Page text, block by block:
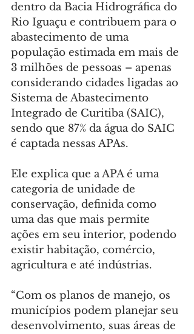
dentro da Bacia Hidrográfica do
Rio Iguaçu e contribuem para o
abastecimento de uma
população estimada em mais de
3 milhões de pessoas – apenas
considerando cidades ligadas ao
Sistema de Abastecimento
Integrado de Curitiba (SAIC),
sendo que 87% da água do SAIC
é captada nessas APAs.
Ele explica que a APA é uma
categoria de unidade de
conservação, definida como
uma das que mais permite
ações em seu interior, podendo
existir habitação, comércio,
agricultura e até indústrias.
“Com os planos de manejo, os
municípios podem planejar seu
desenvolvimento, suas áreas de